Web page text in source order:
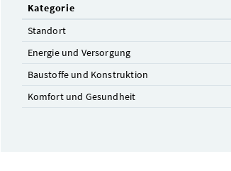
Kategorie
Standort
Energie und Versorgung
Baustoffe und Konstruktion
Komfort und Gesundheit